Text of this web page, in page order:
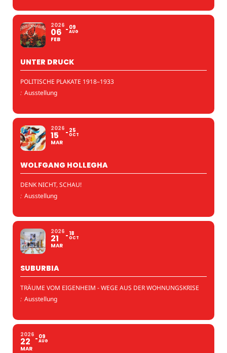
2026
06
FEB
09
AUG
UNTER DRUCK
POLITISCHE PLAKATE 1918–1933
: Ausstellung
2026
15
MAR
25
OCT
WOLFGANG HOLLEGHA
DENK NICHT, SCHAU!
: Ausstellung
2026
21
MAR
18
OCT
SUBURBIA
TRÄUME VOM EIGENHEIM - WEGE AUS DER WOHNUNGSKRISE
: Ausstellung
2026
22
MAR
09
AUG